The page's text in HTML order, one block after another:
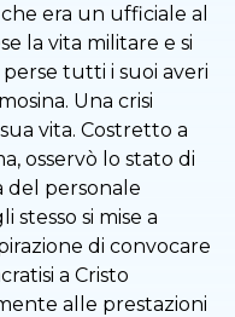
era un ufficiale al
la vita militare e si
tutti i suoi averi
Una crisi
vita. Costretto a
osservò lo stato di
del personale
si mise a
di convocare
a Cristo
alle prestazioni